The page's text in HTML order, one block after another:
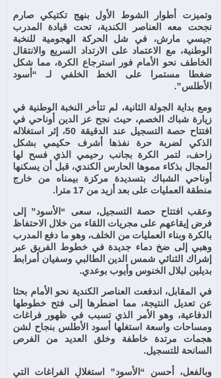
وتميزت أطوار الشوط الأول بنهج تكتيكي صارم
نجحت معه العناصر الكندية، تحت قيادة المدرب
جيسي مارش، في شل الحركة الهجومية للنخبة
الوطنية، مع الاعتماد على الارتداد السريع والانتقال
الخاطف نحو الأمام فور استرجاع الكرة، مما شكل
ضغطا مستمرا على الخط الخلفي لـ “أسود
الأطلس”.
ومع بداية الجولة الثانية، لم تتأخر النخبة الوطنية في
زيارة شباك الخصم، حيث نجح عز الدين أوناحي في
افتتاح حصة التسجيل عند الدقيقة 50، إثر استغلاله
الذكي لضربة حرة نفذها أشرف حكيمي بشكل
زاحف، لتمر الكرة بجانب رحيمي الذي فسح لها
المجال بذكاء مموها الحارس الكندي، قبل أن يسكنها
أوناحي الشباك بتسديدة مركزة بيمناه من خارج
منطقة العمليات على بعد أزيد من 17 مترا.
وعقب افتتاح حصة التسجيل، سعى “الأسود” إلى
فرض إيقاعهم على مجريات اللقاء من خلال الاحتفاظ
بالكرة وبناء العمليات من الخلف، وهو ما دفع المدرب
وهبي إلى ضخ دماء جديدة في خطوط الفريق عبر
إشراك الثنائي شمس الدين الطالبي وسفيان أمرابط
بديلين لبلال الخنوس وأيوب بوعدي.
في المقابل، اندفعت العناصر الكندية نحو الأمام بحثا
عن تعديل النتيجة، مما اضطرها إلى فتح خطوطها
الدفاعية، وهو الأمر الذي تسبب في ظهور فراغات
ومساحات واسعة استغلها أسود الأطلس بنجاح لشن
هجمات مرتدة خاطفة وخلق العديد من الفرص
السانحة للتسجيل.
وبالفعل، أحسن “الأسود” استغلال الفراغات التي